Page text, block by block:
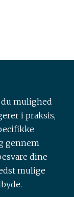
mulighed
i praksis,
gennem
dine
mulige